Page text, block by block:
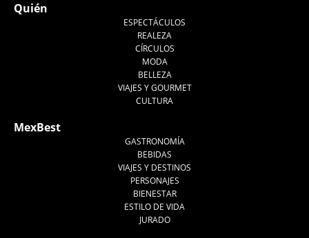
Quién
ESPECTÁCULOS
REALEZA
CÍRCULOS
MODA
BELLEZA
VIAJES Y GOURMET
CULTURA
MexBest
GASTRONOMÍA
BEBIDAS
VIAJES Y DESTINOS
PERSONAJES
BIENESTAR
ESTILO DE VIDA
JURADO